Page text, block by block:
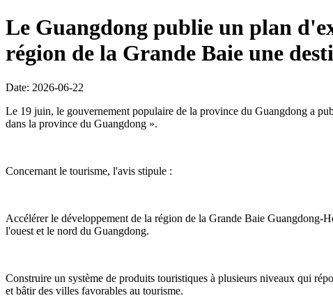
Le Guangdong publie un plan
région de la Grande Baie une
Date: 2026-06-22
Le 19 juin, le gouvernement populaire de la province du Guangdong a
dans la province du Guangdong ».
Concernant le tourisme, l'avis stipule :
Accélérer le développement de la région de la Grande Baie Guangdong-
l'ouest et le nord du Guangdong.
Construire un système de produits touristiques à plusieurs niveaux qui
et bâtir des villes favorables au tourisme.